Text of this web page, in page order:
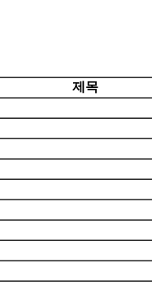
제목